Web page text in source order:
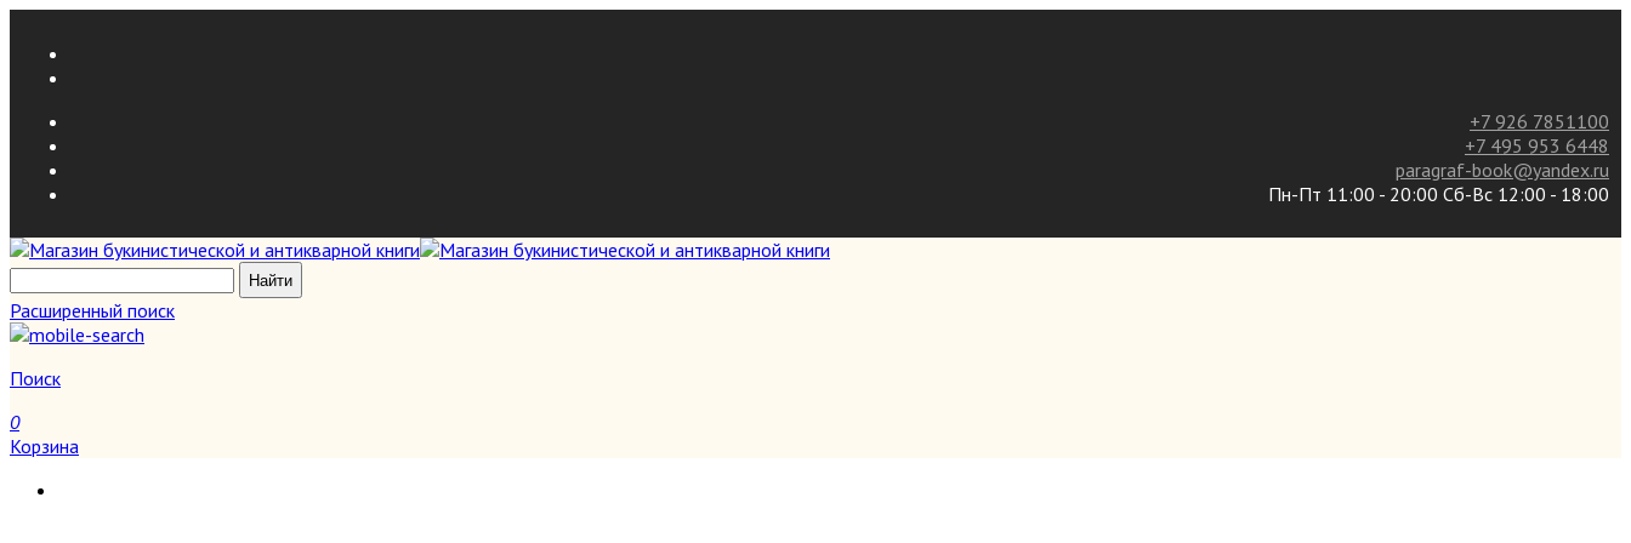
+7 926 7851100
+7 495 953 6448
paragraf-book@yandex.ru
Пн-Пт 11:00 - 20:00 Сб-Вс 12:00 - 18:00
Расширенный поиск
Поиск
0
Корзина